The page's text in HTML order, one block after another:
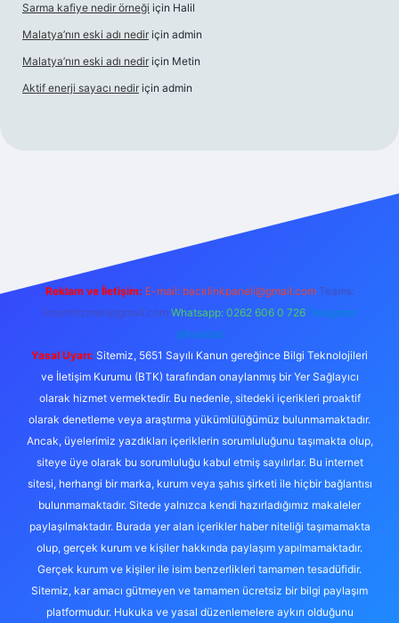
Sarma kafiye nedir örneği için Halil
Malatya’nın eski adı nedir için admin
Malatya’nın eski adı nedir için Metin
Aktif enerji sayacı nedir için admin
Reklam ve İletişim: E-mail: backlinkpaneli@gmail.com Teams:
forumhizmeti@gmail.com Whatsapp: 0262 606 0 726 Telegram:
@karabul
Yasal Uyarı: Sitemiz, 5651 Sayılı Kanun gereğince Bilgi Teknolojileri
ve İletişim Kurumu (BTK) tarafından onaylanmış bir Yer Sağlayıcı
olarak hizmet vermektedir. Bu nedenle, sitedeki içerikleri proaktif
olarak denetleme veya araştırma yükümlülüğümüz bulunmamaktadır.
Ancak, üyelerimiz yazdıkları içeriklerin sorumluluğunu taşımakta olup,
siteye üye olarak bu sorumluluğu kabul etmiş sayılırlar. Bu internet
sitesi, herhangi bir marka, kurum veya şahıs şirketi ile hiçbir bağlantısı
bulunmamaktadır. Sitede yalnızca kendi hazırladığımız makaleler
paylaşılmaktadır. Burada yer alan içerikler haber niteliği taşımamakta
olup, gerçek kurum ve kişiler hakkında paylaşım yapılmamaktadır.
Gerçek kurum ve kişiler ile isim benzerlikleri tamamen tesadüfidir.
Sitemiz, kar amacı gütmeyen ve tamamen ücretsiz bir bilgi paylaşım
platformudur. Hukuka ve yasal düzenlemelere aykırı olduğunu